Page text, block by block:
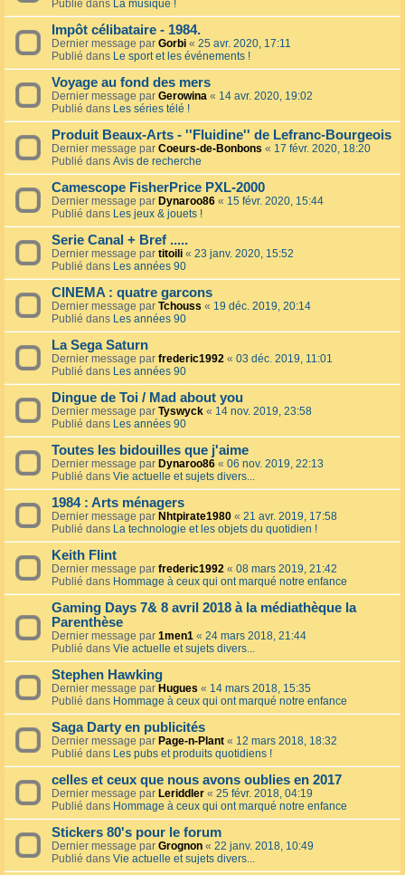
Publié dans La musique !
Impôt célibataire - 1984.
Dernier message par Gorbi « 25 avr. 2020, 17:11
Publié dans Le sport et les événements !
Voyage au fond des mers
Dernier message par Gerowina « 14 avr. 2020, 19:02
Publié dans Les séries télé !
Produit Beaux-Arts - ''Fluidine'' de Lefranc-Bourgeois
Dernier message par Coeurs-de-Bonbons « 17 févr. 2020, 18:20
Publié dans Avis de recherche
Camescope FisherPrice PXL-2000
Dernier message par Dynaroo86 « 15 févr. 2020, 15:44
Publié dans Les jeux & jouets !
Serie Canal + Bref .....
Dernier message par titoili « 23 janv. 2020, 15:52
Publié dans Les années 90
CINEMA : quatre garcons
Dernier message par Tchouss « 19 déc. 2019, 20:14
Publié dans Les années 90
La Sega Saturn
Dernier message par frederic1992 « 03 déc. 2019, 11:01
Publié dans Les années 90
Dingue de Toi / Mad about you
Dernier message par Tyswyck « 14 nov. 2019, 23:58
Publié dans Les années 90
Toutes les bidouilles que j'aime
Dernier message par Dynaroo86 « 06 nov. 2019, 22:13
Publié dans Vie actuelle et sujets divers...
1984 : Arts ménagers
Dernier message par Nhtpirate1980 « 21 avr. 2019, 17:58
Publié dans La technologie et les objets du quotidien !
Keith Flint
Dernier message par frederic1992 « 08 mars 2019, 21:42
Publié dans Hommage à ceux qui ont marqué notre enfance
Gaming Days 7& 8 avril 2018 à la médiathèque la
Parenthèse
Dernier message par 1men1 « 24 mars 2018, 21:44
Publié dans Vie actuelle et sujets divers...
Stephen Hawking
Dernier message par Hugues « 14 mars 2018, 15:35
Publié dans Hommage à ceux qui ont marqué notre enfance
Saga Darty en publicités
Dernier message par Page-n-Plant « 12 mars 2018, 18:32
Publié dans Les pubs et produits quotidiens !
celles et ceux que nous avons oublies en 2017
Dernier message par Leriddler « 25 févr. 2018, 04:19
Publié dans Hommage à ceux qui ont marqué notre enfance
Stickers 80's pour le forum
Dernier message par Grognon « 22 janv. 2018, 10:49
Publié dans Vie actuelle et sujets divers...